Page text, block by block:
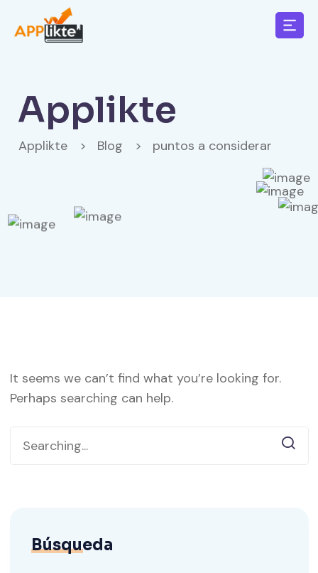
Applikte
Applikte > Blog > puntos a considerar
It seems we can’t find what you’re looking for.
Perhaps searching can help.
Búsqueda